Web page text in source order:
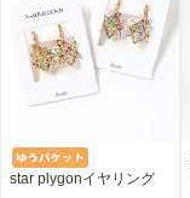
star plygonイヤリング